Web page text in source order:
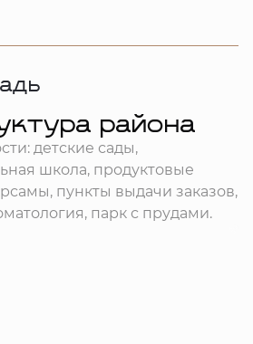
района
детские сады,
школа, продуктовые
пункты выдачи заказов,
парк с прудами.